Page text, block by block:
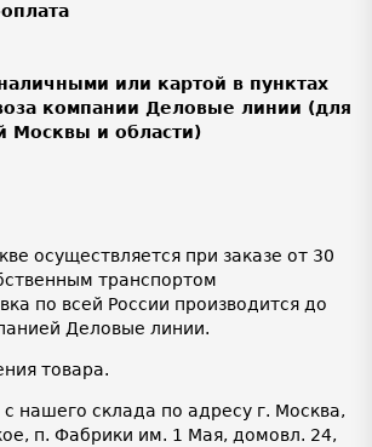
или картой в пунктах
компании Деловые линии (для
Москвы и области)
осуществляется при заказе от 30
транспортом
по всей России производится до
Деловые линии.
товара.
с нашего склада по адресу г. Москва,
п. Фабрики им. 1 Мая, домовл. 24,